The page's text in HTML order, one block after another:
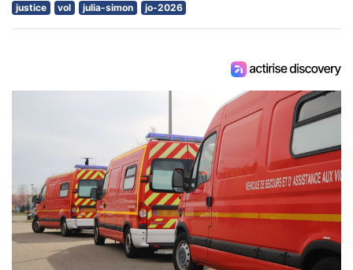
justice vol julia-simon jo-2026